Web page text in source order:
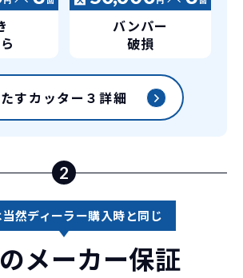
バンパー
破損
たすカッター３詳細
2
然ディーラー購入時と同じ
メーカー保証